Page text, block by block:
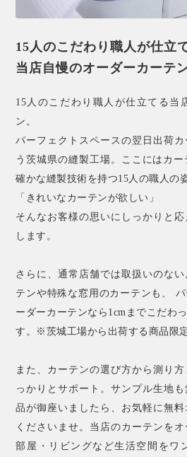
15人のこだわり職人が仕立
当店自慢のオーダーカーテ
15人のこだわり職人が仕立てる当
ン。
パーフェクトスペースの翌日出荷
う茨城県の縫製工場。ここにはカ
確かな縫製技術を持つ15人の職人の
「きれいなカーテンが欲しい」
そんなお客様の思いにしっかりと
します。
さらに、通常店舗では取扱いのな
テンや特殊な窓用のカーテンも、
ーダーカーテンなら1cmまでこだわ
す。※茨城工場から出荷する商品限
また、カーテンの選び方から測り
っかりとサポート。サンプル生地
品が御座いましたら、お気軽に無
くださいませ。当店のカーテンを
部屋・リビングなど生活空間をワ